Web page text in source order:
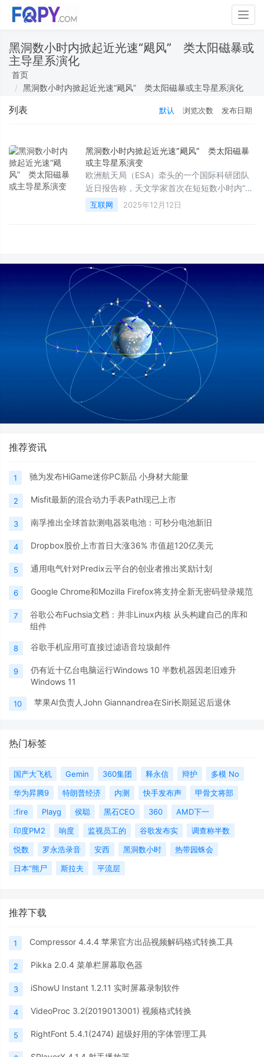
黑洞数小时内掀起近光速“飓风” 类太阳磁暴或
主导星系演化​
首页
黑洞数小时内掀起近光速“飓风” 类太阳磁暴或主导星系演化​
列表 默认 浏览次数 发布日期
黑洞数小时内掀起近光速“飓风” 类太阳磁暴
或主导星系演变​
欧洲航天局（ESA）牵头的一个国际科研团队
近日报告称，天文学家首次在短短数小时内“现
场目击”一颗超大质量黑洞在一次突发的X射线
耀发后，瞬间卷起近光速的超高速气体风，以
互联网 2025年12月12日
推荐资讯
1 驰为发布HiGame迷你PC新品 小身材大能量
2 Misfit最新的混合动力手表Path现已上市
3 南孚推出全球首款测电器装电池：可秒分电池新旧
4 Dropbox股价上市首日大涨36% 市值超120亿美元
5 通用电气针对Predix云平台的创业者推出奖励计划
6 Google Chrome和Mozilla Firefox将支持全新无密码登录规范
7
谷歌公布Fuchsia文档：并非Linux内核 从头构建自己的库和
组件
8 谷歌手机应用可直接过滤语音垃圾邮件
9
仍有近十亿台电脑运行Windows 10 半数机器因老旧难升
Windows 11
10 苹果AI负责人John Giannandrea在Siri长期延迟后退休
热门标签
国产大飞机 Gemin 360集团 释永信 辩护
多模 No
华为昇腾9
特朗普经济 内测 快手发布声
甲骨文将部
:fire
Playg 侯聪 黑石CEO 360
AMD下一
印度PM2
响度 监视员工的 谷歌发布实
调查称半数
悦数
罗永浩录音 安西 黑洞数小时
热带园蛛会
日本“熊尸
斯拉夫 平流层
推荐下载
1 Compressor 4.4.4 苹果官方出品视频解码格式转换工具
2 Pikka 2.0.4 菜单栏屏幕取色器
3 iShowU Instant 1.2.11 实时屏幕录制软件
4 VideoProc 3.2(2019013001) 视频格式转换
5 RightFont 5.4.1(2474) 超级好用的字体管理工具